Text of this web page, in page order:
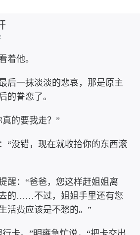
着他。
后一抹淡淡的悲哀，那是原主
的眷恋了。
的要我走？”
“没错，现在就收拾你的东西滚
醒：“爸爸，您这样赶姐姐离
的……不过，姐姐手里还有您
活费应该是不愁的。”